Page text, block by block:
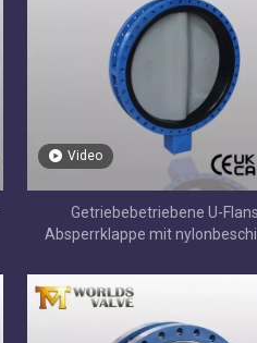
Video
Getriebebetriebene U-
Absperrklappe mit